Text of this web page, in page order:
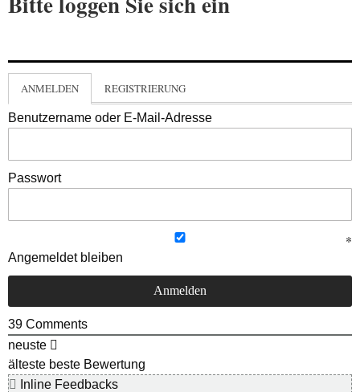
ANMELDEN REGISTRIERUNG
Benutzername oder E-Mail-Adresse
Passwort
Angemeldet bleiben
39 Comments
neuste
älteste beste Bewertung
Inline Feedbacks